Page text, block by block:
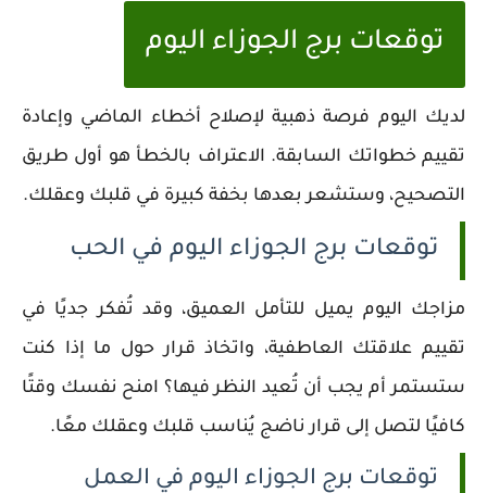
توقعات برج الجوزاء اليوم
لديك اليوم فرصة ذهبية لإصلاح أخطاء الماضي وإعادة
تقييم خطواتك السابقة. الاعتراف بالخطأ هو أول طريق
التصحيح، وستشعر بعدها بخفة كبيرة في قلبك وعقلك.
توقعات برج الجوزاء اليوم في الحب
مزاجك اليوم يميل للتأمل العميق، وقد تُفكر جديًا في
تقييم علاقتك العاطفية، واتخاذ قرار حول ما إذا كنت
ستستمر أم يجب أن تُعيد النظر فيها؟ امنح نفسك وقتًا
كافيًا لتصل إلى قرار ناضج يُناسب قلبك وعقلك معًا.
توقعات برج الجوزاء اليوم في العمل